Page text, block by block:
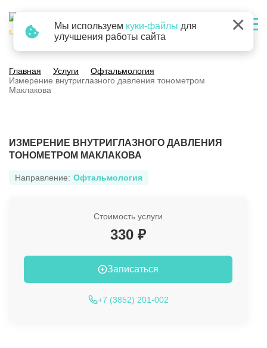
г. Барнаул
Главная Услуги
Офтальмология
Измерение внутриглазного давления тонометром
Маклакова
ИЗМЕРЕНИЕ ВНУТРИГЛАЗНОГО ДАВЛЕНИЯ
ТОНОМЕТРОМ МАКЛАКОВА
Направление: Офтальмология
Стоимость услуги
330 ₽
Записаться
+7 (3852) 201-002
Мы используем куки-файлы для
улучшения работы сайта
×